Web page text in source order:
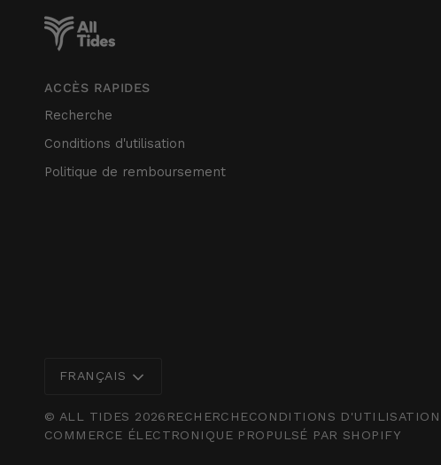
ACCÈS RAPIDES
Recherche
Conditions d'utilisation
Politique de remboursement
Langue
FRANÇAIS
© ALL TIDES 2026 RECHERCHECONDITIONS D'UTILISATION
COMMERCE ÉLECTRONIQUE PROPULSÉ PAR SHOPIFY